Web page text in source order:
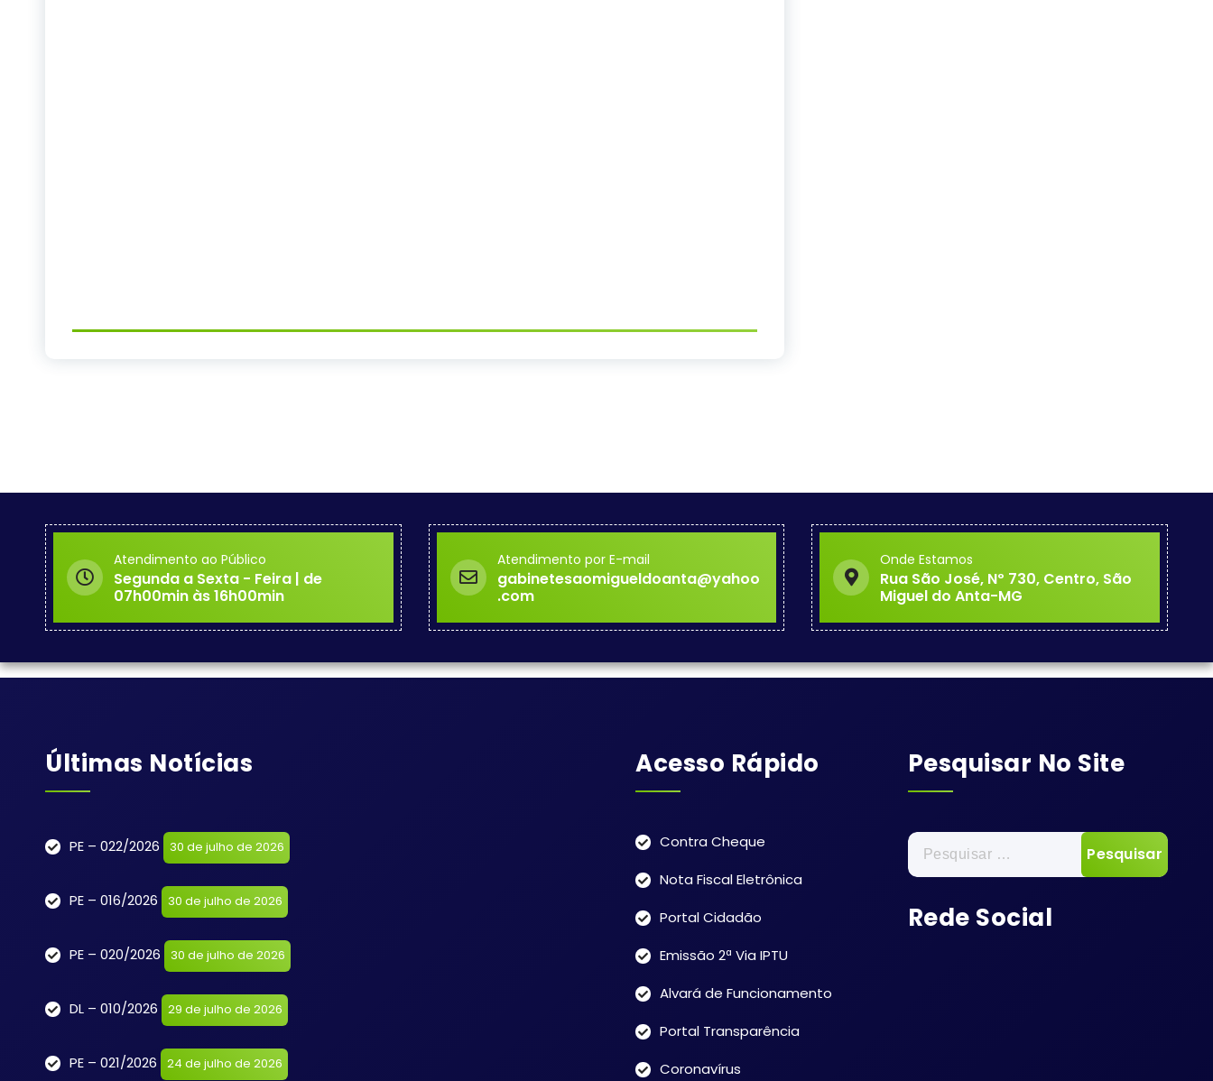
Atendimento ao Público
Segunda a Sexta - Feira | de
07h00min às 16h00min
Atendimento por E-mail
gabinetesaomigueldoanta@yahoo
.com
Onde Estamos
Rua São José, Nº 730, Centro, São
Miguel do Anta-MG
Últimas Notícias
PE – 022/2026 30 de julho de 2026
PE – 016/2026 30 de julho de 2026
PE – 020/2026 30 de julho de 2026
DL – 010/2026 29 de julho de 2026
PE – 021/2026 24 de julho de 2026
Acesso Rápido
Contra Cheque
Nota Fiscal Eletrônica
Portal Cidadão
Emissão 2ª Via IPTU
Alvará de Funcionamento
Portal Transparência
Coronavírus
Pesquisar No Site
Pesquisar
por:
Rede Social